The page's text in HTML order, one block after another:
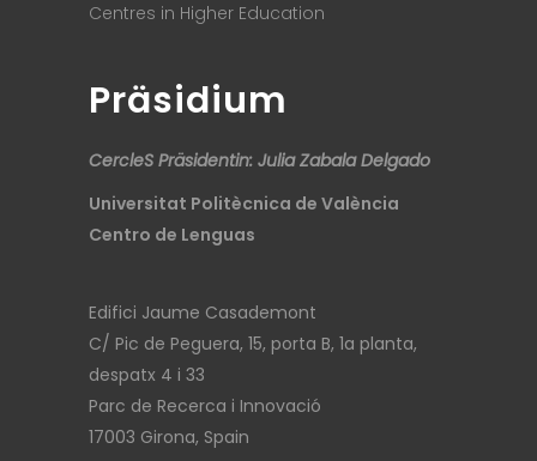
Centres in Higher Education
Präsidium
CercleS Präsidentin: Julia Zabala Delgado
Universitat Politècnica de València
Centro de Lenguas
Edifici Jaume Casademont
C/ Pic de Peguera, 15, porta B, 1a planta,
despatx 4 i 33
Parc de Recerca i Innovació
17003 Girona, Spain